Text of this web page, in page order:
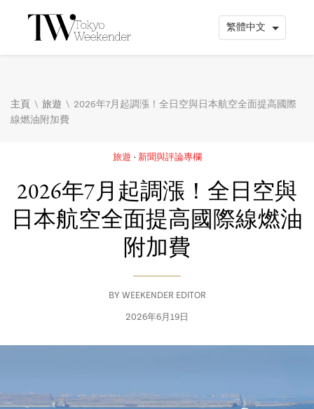
主頁 \ 旅遊 \ 2026年7月起調漲！全日空與日本航空全面提高國際
線燃油附加費
旅遊 新聞與評論專欄
2026年7月起調漲！全日空與
日本航空全面提高國際線燃油
附加費
BY WEEKENDER EDITOR
2026年6月19日